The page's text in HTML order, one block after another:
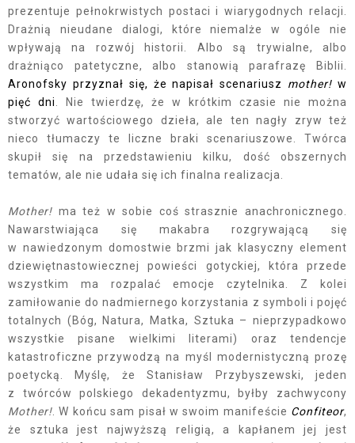
prezentuje pełnokrwistych postaci i wiarygodnych relacji.
Drażnią nieudane dialogi, które niemalże w ogóle nie
wpływają na rozwój historii. Albo są trywialne, albo
drażniąco patetyczne, albo stanowią parafrazę Biblii.
Aronofsky przyznał się, że napisał scenariusz mother! w
pięć dni
. Nie twierdzę, że w krótkim czasie nie można
stworzyć wartościowego dzieła, ale ten nagły zryw też
nieco tłumaczy te liczne braki scenariuszowe. Twórca
skupił się na przedstawieniu kilku, dość obszernych
tematów, ale nie udała się ich finalna realizacja.
Mother! ma też w sobie coś strasznie anachronicznego.
Nawarstwiająca się makabra rozgrywającą się
w nawiedzonym domostwie brzmi jak klasyczny element
dziewiętnastowiecznej powieści gotyckiej, która przede
wszystkim ma rozpalać emocje czytelnika. Z kolei
zamiłowanie do nadmiernego korzystania z symboli i pojęć
totalnych (Bóg, Natura, Matka, Sztuka – nieprzypadkowo
wszystkie pisane wielkimi literami) oraz tendencje
katastroficzne przywodzą na myśl modernistyczną prozę
poetycką. Myślę, że Stanisław Przybyszewski, jeden
z twórców polskiego dekadentyzmu, byłby zachwycony
Mother! . W końcu sam pisał w swoim manifeście Confiteor,
że sztuka jest najwyższą religią, a kapłanem jej jest